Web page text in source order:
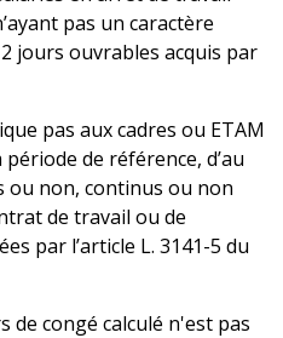
pas un caractère
jours ouvrables acquis par
pas aux cadres ou ETAM
de référence, d’au
ou non, continus ou non
de travail ou de
par l’article L. 3141-5 du
de congé calculé n'est pas